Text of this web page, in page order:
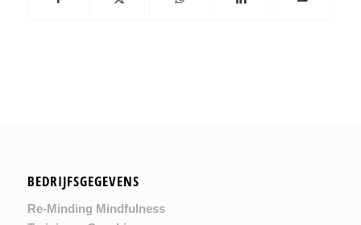
BEDRIJFSGEGEVENS
Re-Minding Mindfulness